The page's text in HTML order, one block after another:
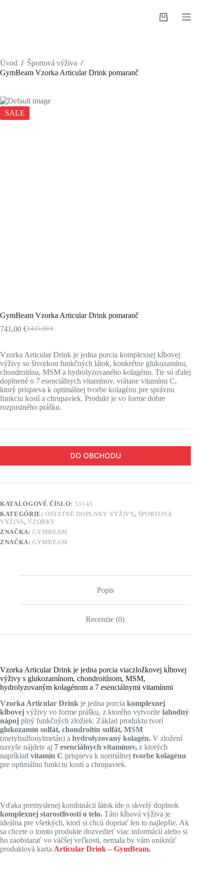
Shopping
Úvod / Športová výživa /
GymBeam Vzorka Articular Drink pomaranč
SALE
GymBeam Vzorka Articular Drink pomaranč
1425,00€
Pôvodná
1425,00 €.
741,00 €Aktuálna
741,00 €.
Vzorka Articular Drink je jedna porcia komplexnej kĺbovej
výživy so štvorkou funkčných látok, konkrétne glukozamínu,
chondroitínu, MSM a hydrolyzovaného kolagénu. Tie sú ďalej
doplnené o 7 esenciálnych vitamínov, vrátane vitamínu C,
ktorý prispieva k optimálnej tvorbe kolagénu pre správnu
funkciu kostí a chrupaviek. Produkt je vo forme dobre
rozpustného prášku.
DO OBCHODU
KATALÓGOVÉ ČÍSLO: 53143
KATEGÓRIE:OSTATNÉ DOPLNKY VÝŽIVY, ŠPORTOVÁ
VÝŽIVA,VZORKY
ZNAČKA:GYMBEAM
ZNAČKA:GYMBEAM
Popis
Recenzie (0)
Vzorka Articular Drink je jedna porcia viaczložkovej kĺbovej
výživy s glukozamínom, chondroitínom, MSM,
hydrolyzovaným kolagénom a 7 esenciálnymi vitamínmi
Vzorka Articular Drink je jedna porcia komplexnej
kĺbovej výživy vo forme prášku, z ktorého vytvoríte lahodný
nápoj plný funkčných zložiek. Základ produktu tvorí
glukozamín sulfát, chondroitín sulfát, MSM
(metylsulfonylmetán) a hydrolyzovaný kolagén. V zložení
navyše nájdete aj 7 esenciálnych vitamínov, z ktorých
napríklad vitamín C prispieva k normálnej tvorbe kolagénu
pre optimálnu funkciu kostí a chrupaviek.
Vďaka premyslenej kombinácii látok ide o skvelý doplnok
komplexnej starostlivosti o telo. Táto kĺbová výživa je
ideálna pre všetkých, ktorí si chcú dopriať len to najlepšie. Ak
sa chcete o tomto produkte dozvedieť viac informácií alebo si
ho zaobstarať vo väčšej veľkosti, nemala by vám uniknúť
produktová karta Articular Drink – GymBeam.